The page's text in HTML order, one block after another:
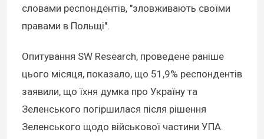
словами респондентів, "зловживають своїми
правами в Польщі".
Опитування SW Research, проведене раніше
цього місяця, показало, що 51,9% респондентів
заявили, що їхня думка про Україну та
Зеленського погіршилася після рішення
Зеленського щодо військової частини УПА.